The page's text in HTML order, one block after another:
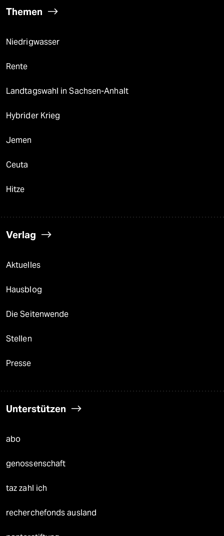
Themen
Niedrigwasser
Rente
Landtagswahl in Sachsen-Anhalt
Hybrider Krieg
Jemen
Ceuta
Hitze
Verlag
Aktuelles
Hausblog
Die Seitenwende
Stellen
Presse
Unterstützen
abo
genossenschaft
taz zahl ich
recherchefonds ausland